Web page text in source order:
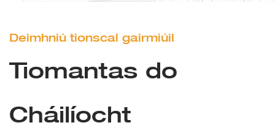
Deimhniú tionscal gairmiúil
Tiomantas do
Cháilíocht